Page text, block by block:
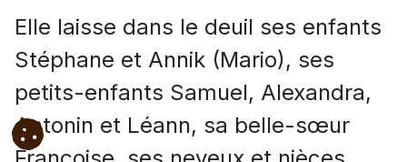
Elle laisse dans le deuil ses enfants
Stéphane et Annik (Mario), ses
petits-enfants Samuel, Alexandra,
Antonin et Léann, sa belle-sœur